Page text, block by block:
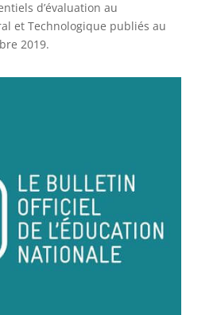
d’évaluation au
et Technologique publiés au
2019.